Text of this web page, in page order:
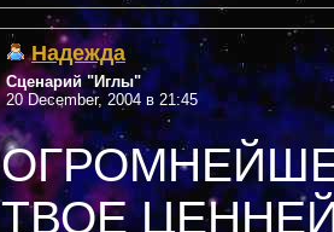
Надежда
Сценарий "Иглы"
20 December, 2004 в 21:45
ТВОЕ